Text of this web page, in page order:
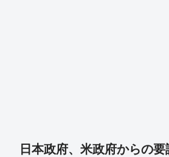
日本政府、米政府からの